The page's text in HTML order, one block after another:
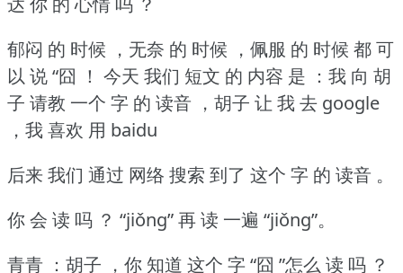
郁闷 的 时候 ，无奈 的 时候 ，佩服 的 时候 都 可
以 说 “囧 ！ 今天 我们 短文 的 内容 是 ：我 向 胡
子 请教 一个 字 的 读音 ，胡子 让 我 去 google
，我 喜欢 用 baidu
后来 我们 通过 网络 搜索 到了 这个 字 的 读音 。
你 会 读 吗 ？ “jiǒng” 再 读 一遍 “jiǒng”。
青青 ：胡子 ，你 知道 这个 字 “囧 ”怎么 读 吗 ？